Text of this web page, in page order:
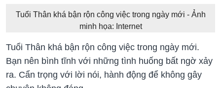
Tuổi Thân khá bận rộn công việc trong ngày mới - Ảnh
minh họa: Internet
Tuổi Thân khá bận rộn công việc trong ngày mới.
Bạn nên bình tĩnh với những tình huống bất ngờ xảy
ra. Cẩn trọng với lời nói, hành động để không gây